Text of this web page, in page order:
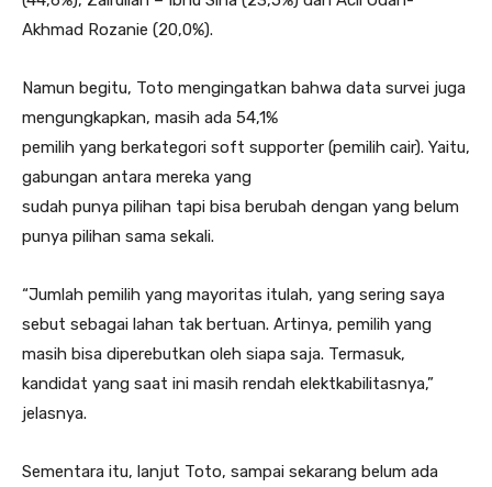
Akhmad Rozanie (20,0%).
Namun begitu, Toto mengingatkan bahwa data survei juga
mengungkapkan, masih ada 54,1%
pemilih yang berkategori soft supporter (pemilih cair). Yaitu,
gabungan antara mereka yang
sudah punya pilihan tapi bisa berubah dengan yang belum
punya pilihan sama sekali.
“Jumlah pemilih yang mayoritas itulah, yang sering saya
sebut sebagai lahan tak bertuan. Artinya, pemilih yang
masih bisa diperebutkan oleh siapa saja. Termasuk,
kandidat yang saat ini masih rendah elektkabilitasnya,”
jelasnya.
Sementara itu, lanjut Toto, sampai sekarang belum ada